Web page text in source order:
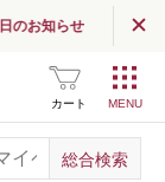
のお知らせ
カート